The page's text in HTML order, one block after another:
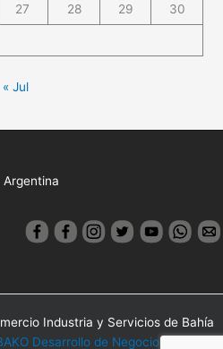
27 28 29 30
« Jul
Argentina
Industria y Servicios de Bahía
Desarrollo de Negocios Online